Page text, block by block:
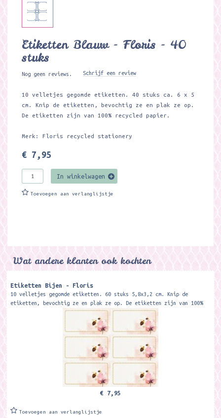
Etiketten Blauw - Floris - 40
stuks
Nog geen reviews. Schrijf een review
10 velletjes gegomde etiketten. 40 stuks ca. 6 x 5
cm. Knip de etiketten, bevochtig ze en plak ze op.
De etiketten zijn van 100% recycled papier.
Merk: Floris recycled stationery
€ 7,95
In winkelwagen
Toevoegen aan verlanglijstje
Wat andere klanten ook kochten
Etiketten Bijen - Floris
10 velletjes gegomde etiketten. 60 stuks 5,8x3,2 cm. Knip de
etiketten, bevochtig ze en plak ze op. De etiketten zijn van 100%
€ 7,95
Toevoegen aan verlanglijstje